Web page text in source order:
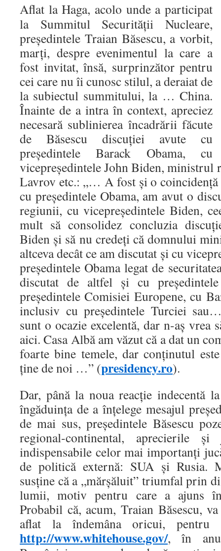
Aflat la Haga, acolo unde a participat
la Summitul Securităţii Nucleare,
preşedintele Traian Băsescu, a vorbit,
marţi, despre evenimentul la care a
fost invitat, însă, surprinzător pentru
cei care nu îi cunosc stilul, a deraiat de
la subiectul summitului, la … China.
Înainte de a intra în context, apreciez
necesară sublinierea încadrării făcute
de Băsescu discuţiei avute cu
preşedintele Barack Obama, cu
vicepreşedintele John Biden, ministrul
Lavrov etc.: „… A fost şi o coincidenţă
cu preşedintele Obama, am avut o
regiunii, cu vicepreşedintele Biden,
mult să consolidez concluzia
Biden şi să nu credeţi că domnului
altceva decât ce am discutat şi cu
preşedintele Obama legat de
discutat de altfel şi cu
preşedintele Comisiei Europene, cu
inclusiv cu preşedintele Turciei
sunt o ocazie excelentă, dar n-aş vrea
aici. Casa Albă am văzut că a dat un
foarte bine temele, dar conţinutul
ţine de noi …” (presidency.ro).
Dar, până la noua reacţie indecentă
îngăduinţa de a înțelege mesajul
de mai sus, preşedintele Băsescu
regional-continental, aprecierile
indispensabile celor mai importanţi
de politică externă: SUA şi Rusia.
susţine că a „mărşăluit” triumfal prin
lumii, motiv pentru care a ajuns
Probabil că, acum, Traian Băsescu,
aflat la îndemâna oricui,
http://www.whitehouse.gov/, în anul